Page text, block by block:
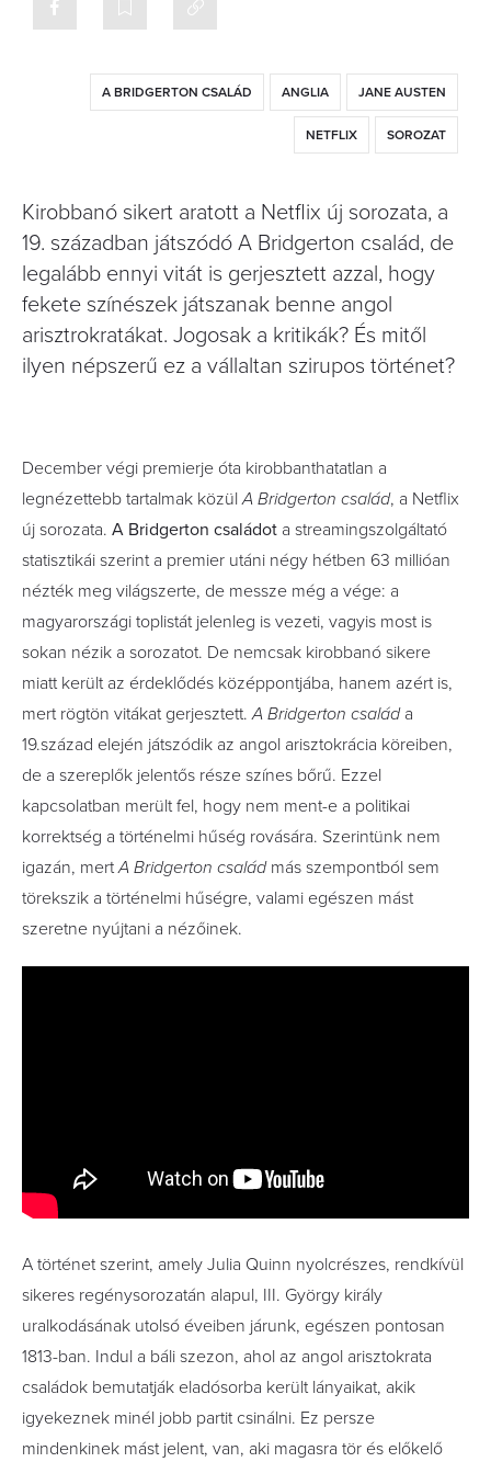
A BRIDGERTON CSALÁD ANGLIA JANE AUSTEN
NETFLIX SOROZAT
Kirobbanó sikert aratott a Netflix új sorozata, a
19. században játszódó A Bridgerton család, de
legalább ennyi vitát is gerjesztett azzal, hogy
fekete színészek játszanak benne angol
arisztrokratákat. Jogosak a kritikák? És mitől
ilyen népszerű ez a vállaltan szirupos történet?
December végi premierje óta kirobbanthatatlan a
legnézettebb tartalmak közülA Bridgerton család, a Netflix
új sorozata. A Bridgerton családot a streamingszolgáltató
statisztikái szerint a premier utáni négy hétben 63 millióan
nézték meg világszerte, de messze még a vége: a
magyarországi toplistát jelenleg is vezeti, vagyis most is
sokan nézik a sorozatot. De nemcsak kirobbanó sikere
miatt került az érdeklődés középpontjába, hanem azért is,
mert rögtön vitákat gerjesztett.A Bridgerton családa
19.század elején játszódik az angol arisztokrácia köreiben,
de a szereplők jelentős része színes bőrű. Ezzel
kapcsolatban merült fel, hogy nem ment-e a politikai
korrektség a történelmi hűség rovására. Szerintünk nem
igazán, mertA Bridgerton családmás szempontból sem
törekszik a történelmi hűségre, valami egészen mást
szeretne nyújtani a nézőinek.
A történet szerint, amely Julia Quinn nyolcrészes, rendkívül
sikeres regénysorozatán alapul, III. György király
uralkodásának utolsó éveiben járunk, egészen pontosan
1813-ban. Indul a báli szezon, ahol az angol arisztokrata
családok bemutatják eladósorba került lányaikat, akik
igyekeznek minél jobb partit csinálni. Ez persze
mindenkinek mást jelent, van, aki magasra tör és előkelő